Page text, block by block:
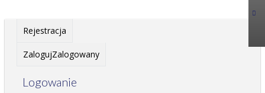
Rejestracja
ZalogujZalogowany
Logowanie